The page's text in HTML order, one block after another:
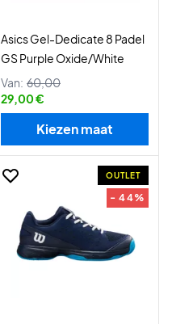
Asics Gel-Dedicate 8 Padel
GS Purple Oxide/White
Van: 60,00
29,00 €
Kiezen maat
OUTLET
- 44%